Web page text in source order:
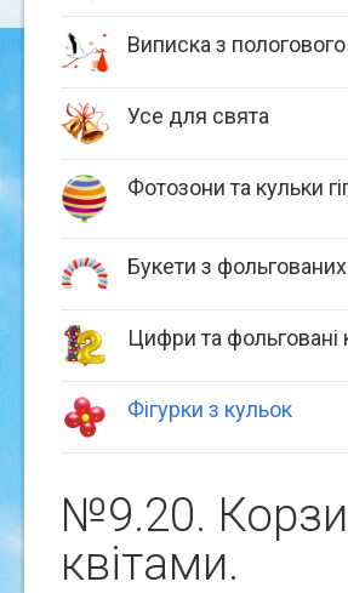
Виписка з пологового
Усе для свята
Фотозони та кульки
Букети з
Цифри та фольговані
Фігурки з кульок
№9.20.
квiтами.